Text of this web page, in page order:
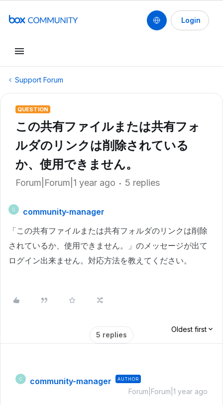
Login
Support Forum
QUESTION
この共有ファイルまたは共有フォ
ルダのリンクは削除されている
か、使用できません。
Forum|Forum|1 year ago 5 replies
C
community-manager
「この共有ファイルまたは共有フォルダのリンクは削除
されているか、使用できません。」のメッセージが出て
ログイン出来ません。対応方法を教えてください。
5 replies
Oldest first
C community-manager AUTHOR
Forum|Forum|1 year ago